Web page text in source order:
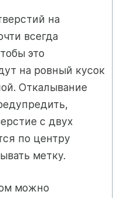
на
всегда
это
на ровный кусок
Откалывание
с двух
по центру
метку.
можно